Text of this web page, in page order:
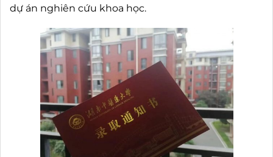
dự án nghiên cứu khoa học.